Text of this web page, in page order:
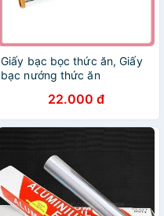
Giấy bạc bọc thức ăn, Giấy
bạc nướng thức ăn
22.000 đ